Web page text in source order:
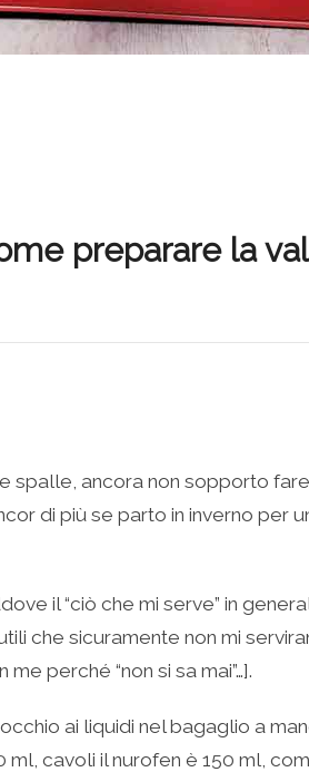
preparare la
spalle, ancora non sopporto fare
di più se parto in inverno per
il “ciò che mi serve” in
che sicuramente non mi
perché “non si sa mai”…].
ai liquidi nel bagaglio a
cavoli il nurofen è 150 ml,